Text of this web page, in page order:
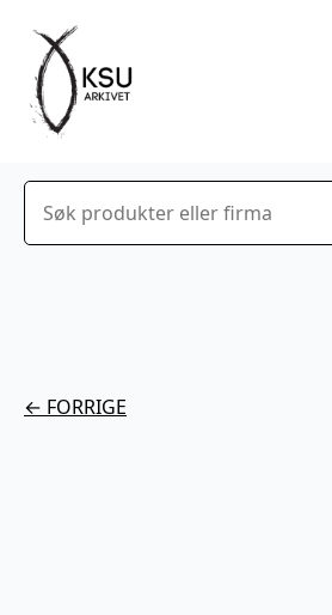
Søk
← FORRIGE